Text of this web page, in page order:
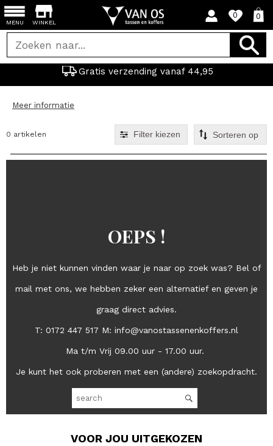
WINKEL
0 0
Gratis verzending vanaf 44,95
MENU
Meer informatie
0 artikelen Filter kiezen
OEPS !
Heb je niet kunnen vinden waar je naar op zoek was? Bel of
mail met ons, we hebben zeker een alternatief en geven je
graag direct advies.
T: 0172 447 517 M: info@vanostassenenkoffers.nl
Ma t/m Vrij 09.00 uur - 17.00 uur.
Je kunt het ook proberen met een (andere) zoekopdracht.
VOOR JOU UITGEKOZEN